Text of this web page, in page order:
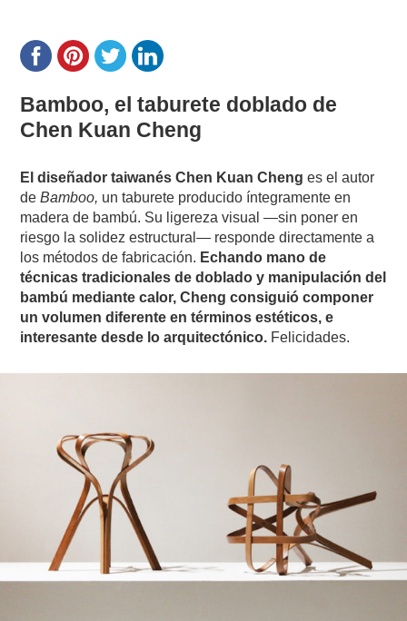
Bamboo, el taburete doblado de
Chen Kuan Cheng
El diseñador taiwanés Chen Kuan Cheng es el autor
deBamboo, un taburete producido íntegramente en
madera de bambú. Su ligereza visual —sin poner en
riesgo la solidez estructural— responde directamente a
los métodos de fabricación. Echando mano de
técnicas tradicionales de doblado y manipulación del
bambú mediante calor, Cheng consiguió componer
un volumen diferente en términos estéticos, e
interesante desde lo arquitectónico. Felicidades.